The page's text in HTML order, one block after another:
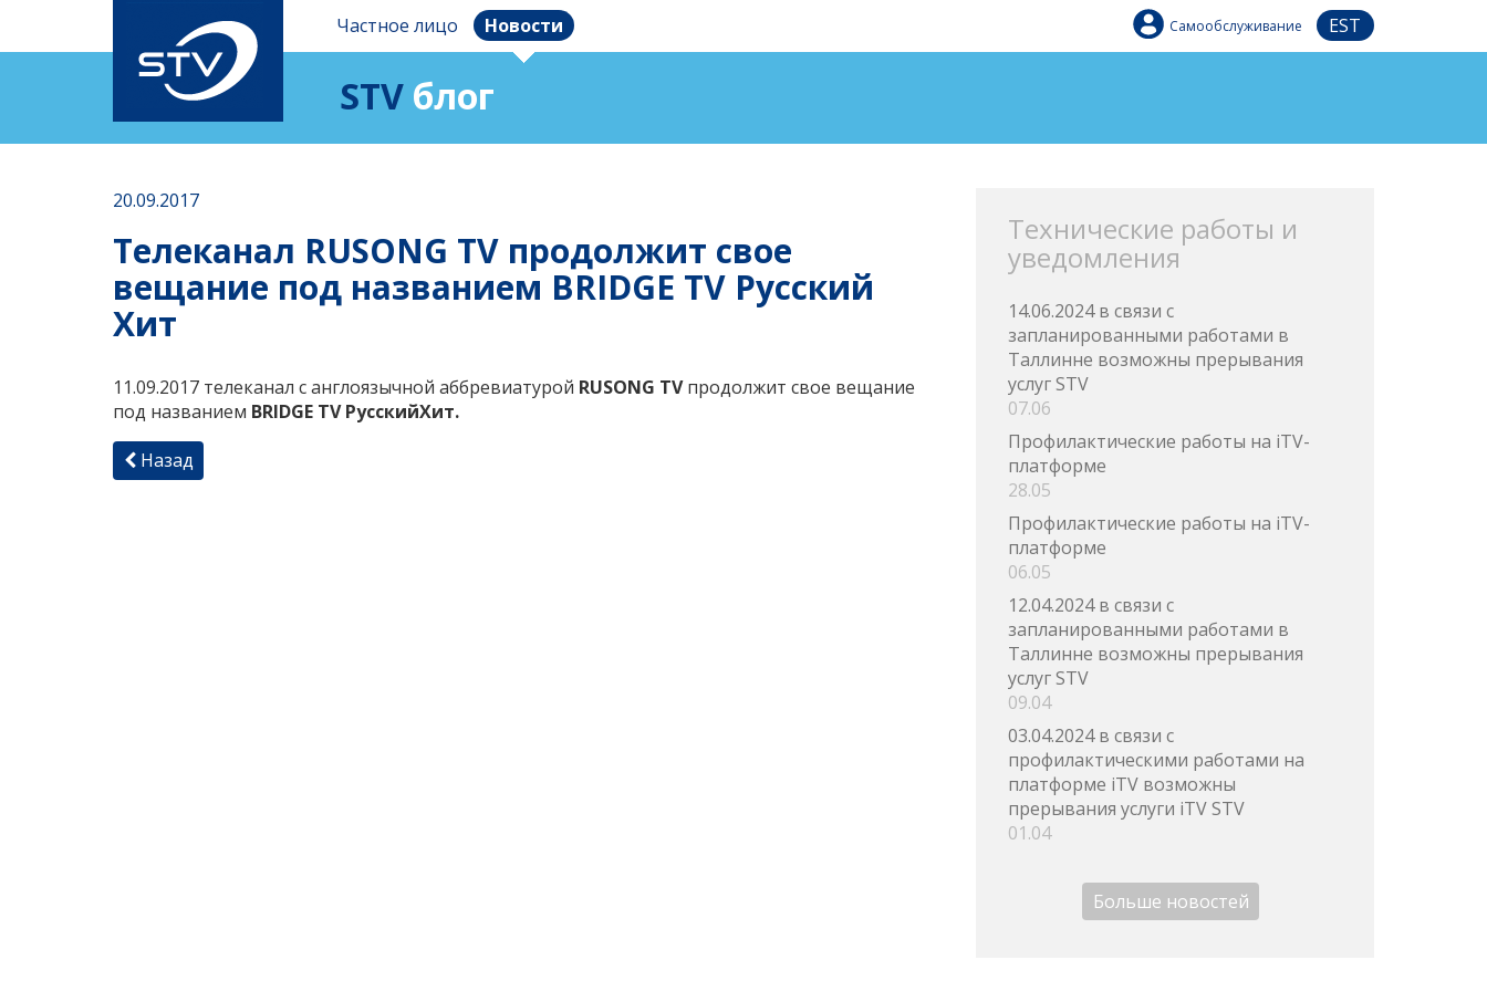
Частное лицо Новости Самообслуживание EST
STV блог
20.09.2017
Телеканал RUSONG TV продолжит свое
вещание под названием BRIDGE TV Русский
Хит
11.09.2017 телеканал с англоязычной аббревиатурой RUSONG TVпродолжит свое вещание
под названием BRIDGE TVРусскийХит.
Назад
Технические работы и
уведомления
14.06.2024 в связи с
запланированными работами в
Таллинне возможны прерывания
услуг STV
07.06
Профилактические работы на iTV-
платформе
28.05
Профилактические работы на iTV-
платформе
06.05
12.04.2024 в связи с
запланированными работами в
Таллинне возможны прерывания
услуг STV
09.04
03.04.2024 в связи с
профилактическими работами на
платформе iTV возможны
прерывания услуги iTV STV
01.04
Больше новостей